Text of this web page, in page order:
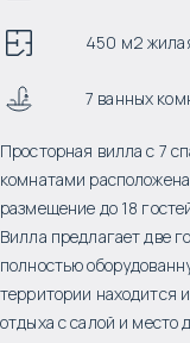
450 м2
7 ванных
Просторная вилла с 7
комнатами
размещение до 18
Вилла предлагает две
полностью
территории находится
отдыха с салой и место